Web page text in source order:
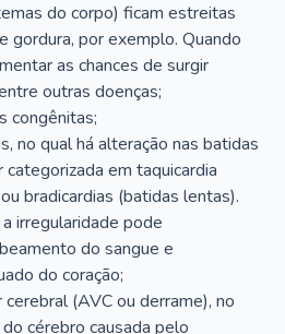
do corpo) ficam estreitas
gordura, por exemplo. Quando
as chances de surgir
outras doenças;
congênitas;
no qual há alteração nas batidas
em taquicardia
bradicardias (batidas lentas).
irregularidade pode
do sangue e
do coração;
(AVC ou derrame), no
cérebro causada pelo